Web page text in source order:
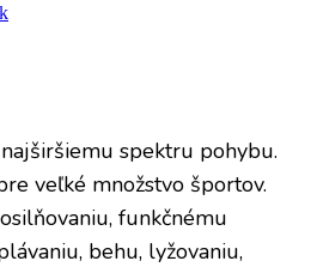
spektru pohybu.
veľké množstvo športov.
funkčnému
behu, lyžovaniu,